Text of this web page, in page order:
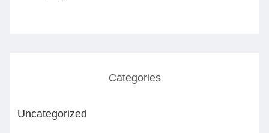
Categories
Uncategorized